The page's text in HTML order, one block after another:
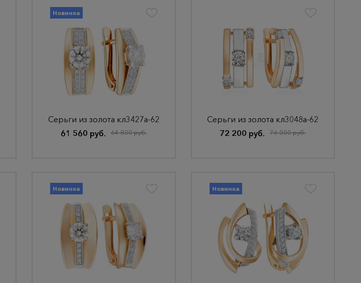
Новинка
Серьги из золота кл3427а-62
61 560 руб.
64 800 руб.
Серьги из золота кл3048а-62
72 200 руб.
76 000 руб.
Новинка Новинка